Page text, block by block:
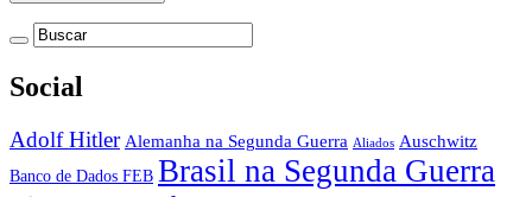
Social
Adolf Hitler Alemanha na Segunda Guerra Aliados Auschwitz
Banco de Dados FEB Brasil na Segunda Guerra